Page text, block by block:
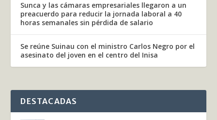
Sunca y las cámaras empresariales llegaron a un
preacuerdo para reducir la jornada laboral a 40
horas semanales sin pérdida de salario
Se reúne Suinau con el ministro Carlos Negro por el
asesinato del joven en el centro del Inisa
DESTACADAS